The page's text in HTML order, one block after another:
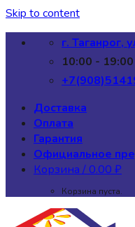
Skip to content
г. Таганрог,
10:00 - 19:00
Доставка
Оплата
Гарантия
Официальное
Корзина /0.00 ₽
Корзина пуста.